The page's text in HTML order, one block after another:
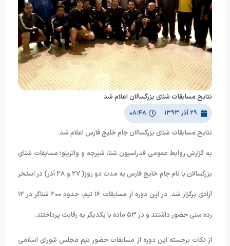
نتایج مسابقات شنای بزرگسالان اعلام شد
۲۹ آذر ۱۳۹۳ ۰۸:۴۸
نتایج مسابقات شنای بزرگسالان جام خلیج فارس اعلام شد.
به گزارش روابط عمومی فدراسیون شنا، شیرجه و واترپلو؛ مسابقات شنای
بزرگسالان با نام جام خایج فارس به مدت دو روز( ۲۷ و ۲۸ آذر) در استخر
آزادی برگزار شد. در این دوره از مسابقات ۱۶ تیم، حدود ۲۰۰ شناگر در ۱۲
رده سنی حضور داشتند و در ۵۳ ماده با یکدیگر به رقابت پرداختند.
از نکات برجسته این دوره از مسابقات حضور تیم مجلس شورای اسلامی